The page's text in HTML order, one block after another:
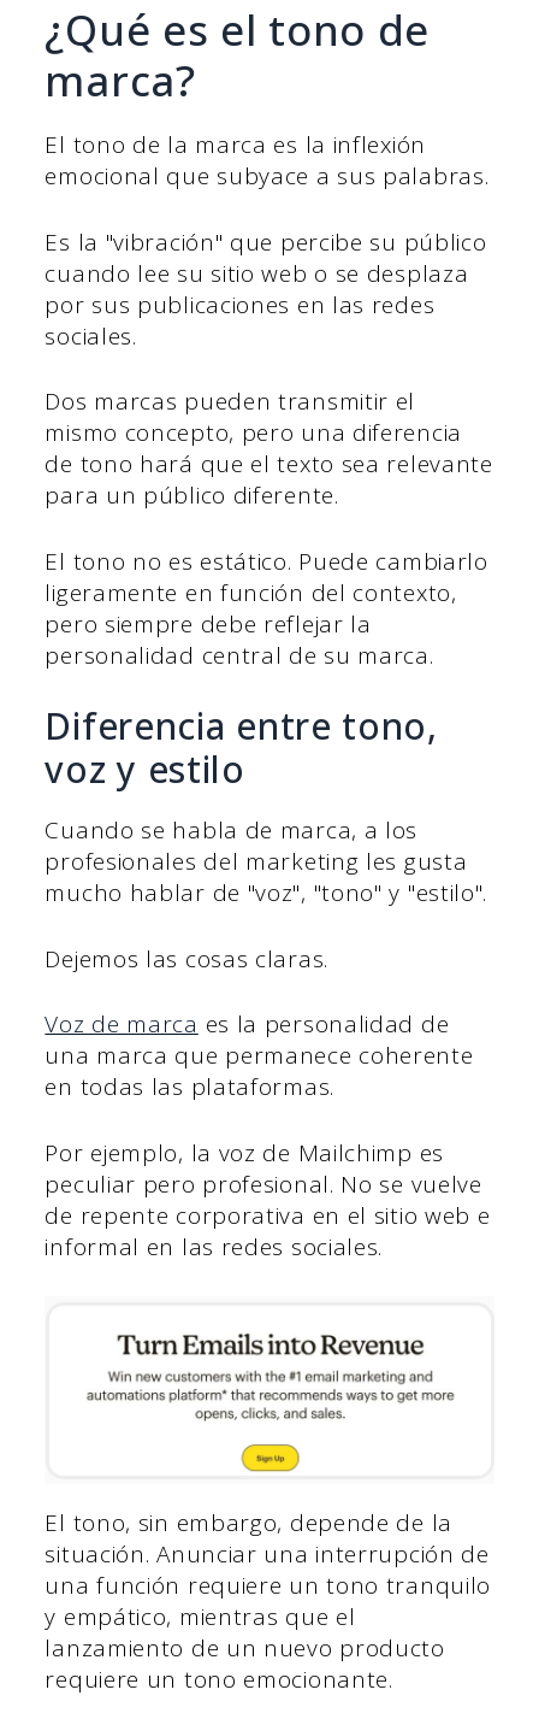
¿Qué es el tono de
marca?
El tono de la marca es la inflexión
emocional que subyace a sus palabras.
Es la "vibración" que percibe su público
cuando lee su sitio web o se desplaza
por sus publicaciones en las redes
sociales.
Dos marcas pueden transmitir el
mismo concepto, pero una diferencia
de tono hará que el texto sea relevante
para un público diferente.
El tono no es estático. Puede cambiarlo
ligeramente en función del contexto,
pero siempre debe reflejar la
personalidad central de su marca.
Diferencia entre tono,
voz y estilo
Cuando se habla de marca, a los
profesionales del marketing les gusta
mucho hablar de "voz", "tono" y "estilo".
Dejemos las cosas claras.
Voz de marca es la personalidad de
una marca que permanece coherente
en todas las plataformas.
Por ejemplo, la voz de Mailchimp es
peculiar pero profesional. No se vuelve
de repente corporativa en el sitio web e
informal en las redes sociales.
El tono, sin embargo, depende de la
situación. Anunciar una interrupción de
una función requiere un tono tranquilo
y empático, mientras que el
lanzamiento de un nuevo producto
requiere un tono emocionante.